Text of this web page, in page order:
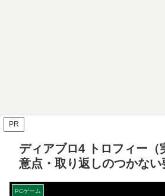
PR
ディアブロ4 トロフィー（
意点・取り返しのつかない
PCゲーム